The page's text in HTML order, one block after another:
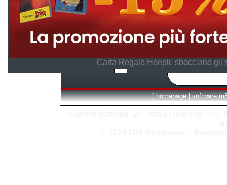
Carta Regalo Hoepli: sbocciano gli
[ homepage | software